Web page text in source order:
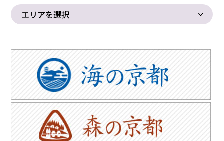
エリアを選択